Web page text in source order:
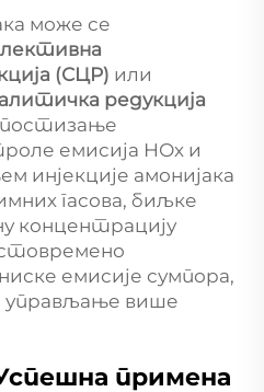
може се
(СЦР) или
редукција
емисија НОх и
инјекције амонијака
гасова, биљке
концентрацију
емисије сумпора,
управљање више
примена